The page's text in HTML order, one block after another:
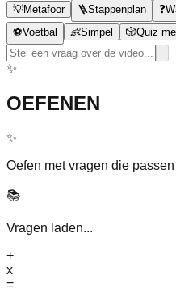
💡Metafoor 🪜Stappenplan ❓
⚽Voetbal 👶Simpel 🎲Quiz me
✨
OEFENEN
✨
Oefen met vragen die
📚
Vragen laden...
+
x
=